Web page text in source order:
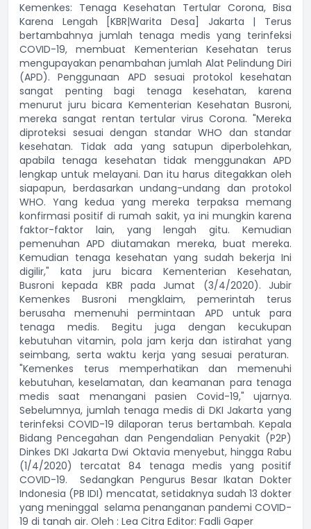
Kemenkes: Tenaga Kesehatan Tertular Corona, Bisa
Karena Lengah [KBR|Warita Desa] Jakarta | Terus
bertambahnya jumlah tenaga medis yang terinfeksi
COVID-19, membuat Kementerian Kesehatan terus
mengupayakan penambahan jumlah Alat Pelindung Diri
(APD). Penggunaan APD sesuai protokol kesehatan
sangat penting bagi tenaga kesehatan, karena
menurut juru bicara Kementerian Kesehatan Busroni,
mereka sangat rentan tertular virus Corona. "Mereka
diproteksi sesuai dengan standar WHO dan standar
kesehatan. Tidak ada yang satupun diperbolehkan,
apabila tenaga kesehatan tidak menggunakan APD
lengkap untuk melayani. Dan itu harus ditegakkan oleh
siapapun, berdasarkan undang-undang dan protokol
WHO. Yang kedua yang mereka terpaksa memang
konfirmasi positif di rumah sakit, ya ini mungkin karena
faktor-faktor lain, yang lengah gitu. Kemudian
pemenuhan APD diutamakan mereka, buat mereka.
Kemudian tenaga kesehatan yang sudah bekerja Ini
digilir," kata juru bicara Kementerian Kesehatan,
Busroni kepada KBR pada Jumat (3/4/2020). Jubir
Kemenkes Busroni mengklaim, pemerintah terus
berusaha memenuhi permintaan APD untuk para
tenaga medis. Begitu juga dengan kecukupan
kebutuhan vitamin, pola jam kerja dan istirahat yang
seimbang, serta waktu kerja yang sesuai peraturan.
"Kemenkes terus memperhatikan dan memenuhi
kebutuhan, keselamatan, dan keamanan para tenaga
medis saat menangani pasien Covid-19," ujarnya.
Sebelumnya, jumlah tenaga medis di DKI Jakarta yang
terinfeksi COVID-19 dilaporan terus bertambah. Kepala
Bidang Pencegahan dan Pengendalian Penyakit (P2P)
Dinkes DKI Jakarta Dwi Oktavia menyebut, hingga Rabu
(1/4/2020) tercatat 84 tenaga medis yang positif
COVID-19. Sedangkan Pengurus Besar Ikatan Dokter
Indonesia (PB IDI) mencatat, setidaknya sudah 13 dokter
yang meninggal selama penanganan pandemi COVID-
19 di tanah air. Oleh : Lea Citra Editor: Fadli Gaper